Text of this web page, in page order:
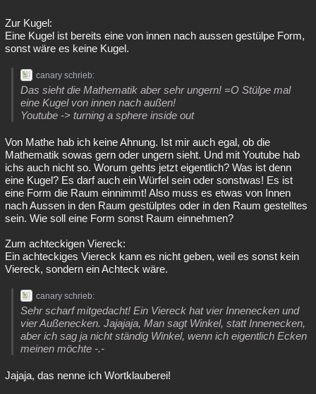
Zur Kugel:
Eine Kugel ist bereits eine von innen nach aussen gestülpe Form,
sonst wäre es keine Kugel.
canary schrieb:
Das sieht die Mathematik aber sehr ungern! =O Stülpe mal
eine Kugel von innen nach außen!
Youtube -> turning a sphere inside out
Von Mathe hab ich keine Ahnung. Ist mir auch egal, ob die
Mathematik sowas gern oder ungern sieht. Und mit Youtube hab
ichs auch nicht so. Worum gehts jetzt eigentlich? Was ist denn
eine Kugel? Es darf auch ein Würfel sein oder sonstwas! Es ist
eine Form die Raum einnimmt! Also muss es etwas von Innen
nach Aussen in den Raum gestülptes oder in den Raum gestelltes
sein. Wie soll eine Form sonst Raum einnehmen?
Zum achteckigen Viereck:
Ein achteckiges Viereck kann es nicht geben, weil es sonst kein
Viereck, sondern ein Achteck wäre.
canary schrieb:
Sehr scharf mitgedacht! Ein Viereck hat vier Innenecken und
vier Außenecken. Jajajaja, Man sagt Winkel, statt Innenecken,
aber ich sag ja nicht ständig Winkel, wenn ich eigentlich Ecken
meinen möchte -.-
Jajaja, das nenne ich Wortklauberei!